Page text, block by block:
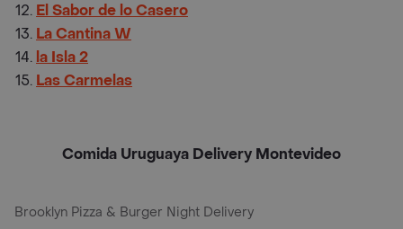
El Sabor de lo Casero
La Cantina W
la Isla 2
Las Carmelas
Comida Uruguaya Delivery Montevideo
Brooklyn Pizza & Burger Night Delivery